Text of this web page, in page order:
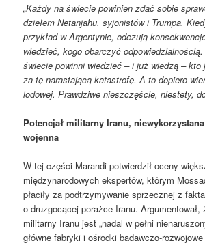
„Każdy na świecie powinien zdać sobie
dziełem Netanjahu, syjonistów i Trumpa.
przykład w Argentynie, odczują
wiedzieć, kogo obarczyć
świecie powinni wiedzieć – i już wiedzą – kto
za tę narastającą katastrofę. A to dopiero
lodowej. Prawdziwe nieszczęście, niestety,
Potencjał militarny Iranu,
wojenna
W tej części Marandi potwierdził oceny
międzynarodowych ekspertów, którym
płaciły za podtrzymywanie sprzecznej z
o druzgocącej porażce Iranu. Argumentował,
militarny Iranu jest „nadal w pełni
główne fabryki i ośrodki badawczo-